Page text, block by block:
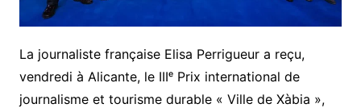
La journaliste française Elisa Perrigueur a reçu,
vendredi à Alicante, le IIIᵉ Prix international de
journalisme et tourisme durable « Ville de Xàbia »,